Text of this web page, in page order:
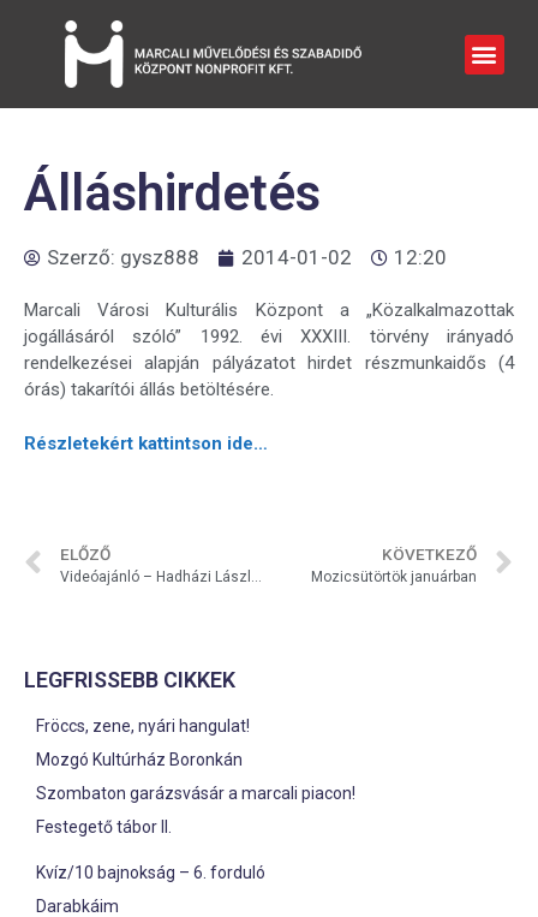
Álláshirdetés
Szerző: gysz888 2014-01-02 12:20
Marcali Városi Kulturális Központ a „Közalkalmazottak
jogállásáról szóló” 1992. évi XXXIII. törvény irányadó
rendelkezései alapján pályázatot hirdet részmunkaidős (4
órás) takarítói állás betöltésére.
Részletekért kattintson ide…
ELŐZŐ KÖVETKEZŐ
Mozicsütörtök januárban
LEGFRISSEBB CIKKEK
Fröccs, zene, nyári hangulat!
Mozgó Kultúrház Boronkán
Szombaton garázsvásár a marcali piacon!
Festegető tábor II.
Kvíz/10 bajnokság – 6. forduló
Darabkáim